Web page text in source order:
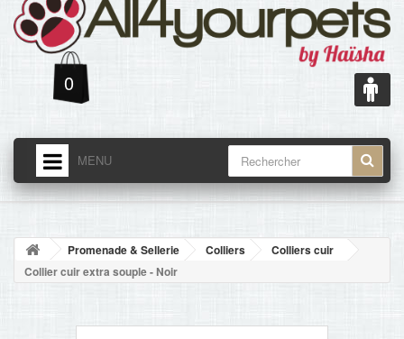
0
MENU
ACCUEIL
NOUVELLES
ACCUEIL
Promenade & Sellerie Colliers
Colliers cuir
Collier cuir extra souple - Noir